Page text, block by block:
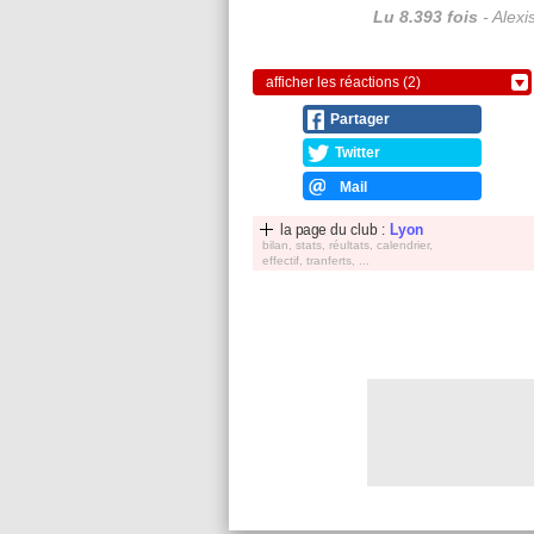
Lu 8.393 fois -
afficher les réactions (2)
Partager
Twitter
Mail
la page du club : Lyon
bilan, stats, réultats, calendrier,
effectif, tranferts, ...